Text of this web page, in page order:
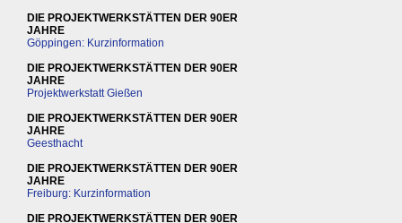
DIE PROJEKTWERKSTÄTTEN DER 90ER
JAHRE
Göppingen: Kurzinformation
DIE PROJEKTWERKSTÄTTEN DER 90ER
JAHRE
Projektwerkstatt Gießen
DIE PROJEKTWERKSTÄTTEN DER 90ER
JAHRE
Geesthacht
DIE PROJEKTWERKSTÄTTEN DER 90ER
JAHRE
Freiburg: Kurzinformation
DIE PROJEKTWERKSTÄTTEN DER 90ER